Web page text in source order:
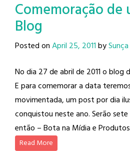
Comemoração de
Blog
Posted onApril 25, 2011bySunça
No dia 27 de abril de 2011 o blog
E para comemorar a data
movimentada, um post por dia
conquistou neste ano. Serão
então – Bota na Mídia e
Read More